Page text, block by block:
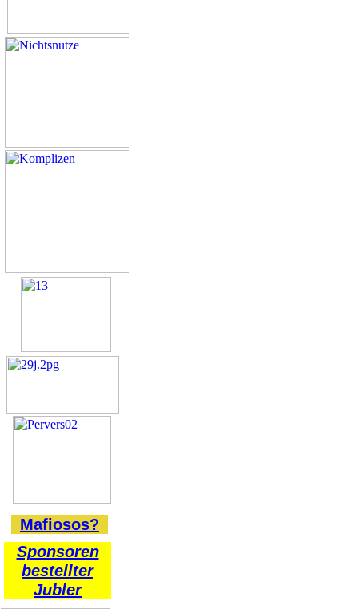
Mafiosos?
Sponsoren
bestellter
Jubler